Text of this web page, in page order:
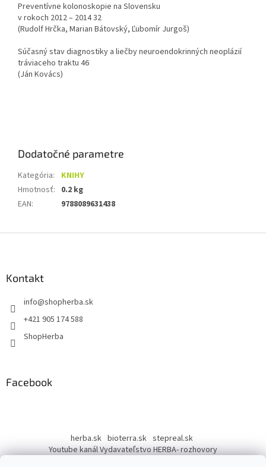
Preventívne kolonoskopie na Slovensku
v rokoch 2012 – 2014 32
(Rudolf Hrčka, Marian Bátovský, Ľubomír Jurgoš)
Súčasný stav diagnostiky a liečby neuroendokrinných neoplázií
tráviaceho traktu 46
(Ján Kovács)
Dodatočné parametre
Kategória:
KNIHY
Hmotnosť: 0.2 kg
EAN: 9788089631438
Kontakt
info@shopherba.sk
+421 905 174 588
ShopHerba
Facebook
herba.sk bioterra.sk stepreal.sk
Youtube kanál Vydavateľstvo HERBA- rozhovory